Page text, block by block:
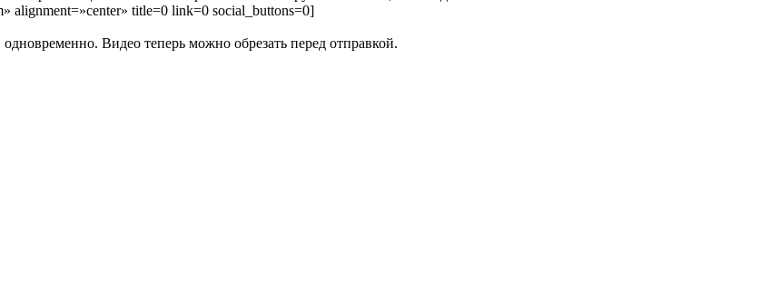
alignment=»center» title=0 link=0 social_buttons=0]
Видео теперь можно обрезать перед отправкой.